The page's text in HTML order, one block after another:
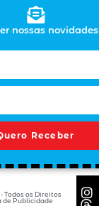
nossas novidades
Receber
Todos os Direitos
de Publicidade